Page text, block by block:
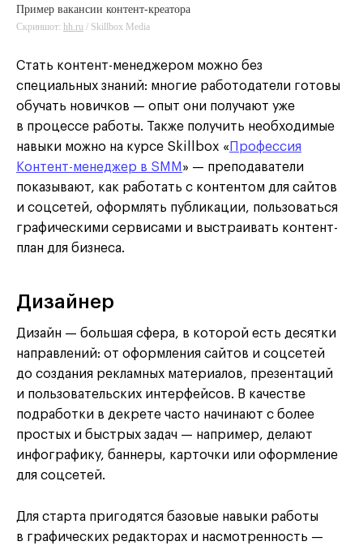
Пример вакансии контент-креатора
Скриншот: hh.ru / Skillbox Media
hh.ru
Стать контент-менеджером можно без
специальных знаний: многие работодатели готовы
обучать новичков — опыт они получают уже
в процессе работы. Также получить необходимые
навыки можно на курсе Skillbox « Профессия
Контент-менеджер в SMM » — преподаватели
показывают, как работать с контентом для сайтов
и соцсетей, оформлять публикации, пользоваться
графическими сервисами и выстраивать контент-
план для бизнеса.
Дизайнер
Дизайн — большая сфера, в которой есть десятки
направлений: от оформления сайтов и соцсетей
до создания рекламных материалов, презентаций
и пользовательских интерфейсов. В качестве
подработки в декрете часто начинают с более
простых и быстрых задач — например, делают
инфографику, баннеры, карточки или оформление
для соцсетей.
Для старта пригодятся базовые навыки работы
в графических редакторах и насмотренность —